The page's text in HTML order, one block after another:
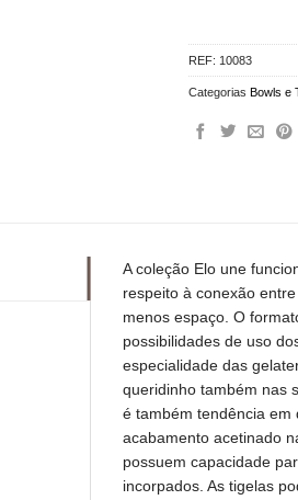
REF: 10083
CategoriasBowls e
A coleção Elo une
respeito à conexão
menos espaço. O
possibilidades de uso
especialidade das
queridinho também nas
é também tendência em
acabamento acetinado
possuem capacidade
incorpados. As tigelas